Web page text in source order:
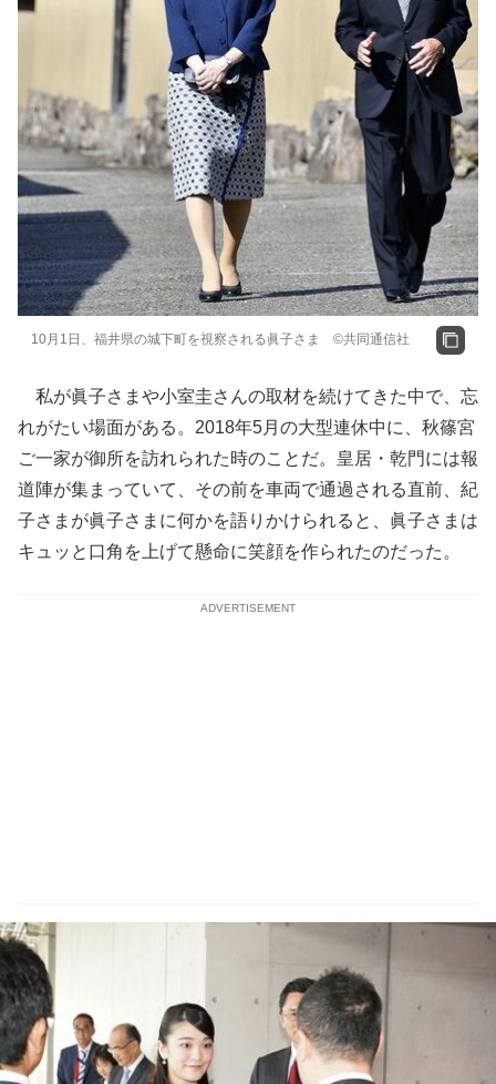
10月1日、福井県の城下町を視察される眞子さま ©共同通信社
私が眞子さまや小室圭さんの取材を続けてきた中で、忘
れがたい場面がある。2018年5月の大型連休中に、秋篠宮
ご一家が御所を訪れられた時のことだ。皇居・乾門には報
道陣が集まっていて、その前を車両で通過される直前、紀
子さまが眞子さまに何かを語りかけられると、眞子さまは
キュッと口角を上げて懸命に笑顔を作られたのだった。
ADVERTISEMENT